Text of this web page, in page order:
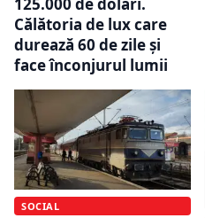
125.000 de dolari.
Călătoria de lux care
durează 60 de zile și
face înconjurul lumii
SOCIAL